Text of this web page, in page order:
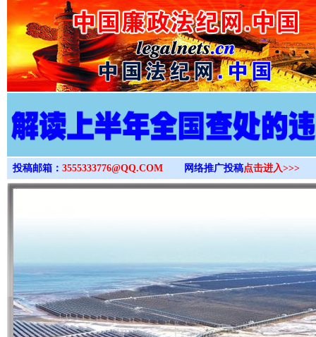
>
投稿邮箱： 3555333776@QQ.COM 网络推广投稿点击进入>>>